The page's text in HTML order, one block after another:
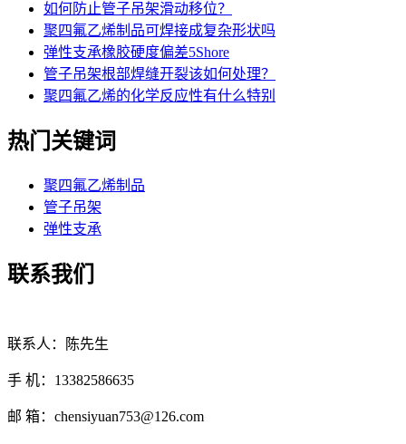
如何防止管子吊架滑动移位？
聚四氟乙烯制品可焊接成复杂形状吗
弹性支承橡胶硬度偏差5Shore
管子吊架根部焊缝开裂该如何处理？
聚四氟乙烯的化学反应性有什么特别
热门关键词
聚四氟乙烯制品
管子吊架
弹性支承
联系我们
联系人：陈先生
手 机：13382586635
邮 箱：chensiyuan753@126.com